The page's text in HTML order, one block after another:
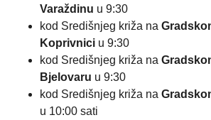
Varaždinu u 9:30
kod Središnjeg križa na
Koprivnici u 9:30
kod Središnjeg križa na
Bjelovaru u 9:30
kod Središnjeg križa na
u 10:00 sati